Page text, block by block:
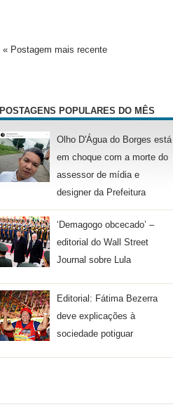
« Postagem mais recente
POSTAGENS POPULARES DO MÊS
Olho D'Água do Borges está
em choque com a morte do
assessor de mídia e
designer da Prefeitura
‘Demagogo obcecado’ –
editorial do Wall Street
Journal sobre Lula
Editorial: Fátima Bezerra
deve explicações à
sociedade potiguar